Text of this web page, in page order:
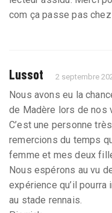
com ça passe pas
Lussot 2 septembre
Nous avons eu la
de Madère lors de nos
C’est une personne
remercions du temps
femme et mes deux
Nous espérons au vu
expérience qu’il pourra
au stade rennais.